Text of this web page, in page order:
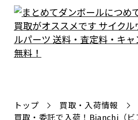
トップ
買取・入荷情報
買取・委託で入荷！Bianchi（ビ